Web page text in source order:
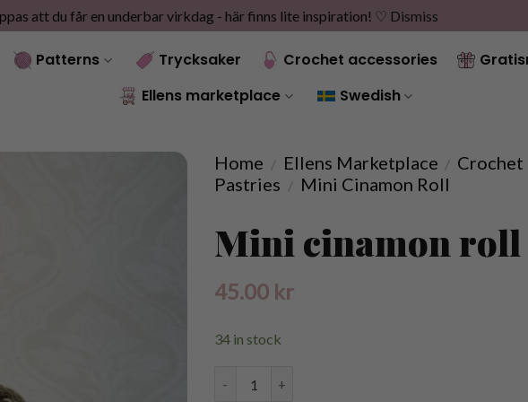
att du får en underbar virkdag - här finns lite inspiration! ♡ Dismiss
Patterns Trycksaker Crochet accessories
Ellens marketplace
Swedish
Home / Ellens Marketplace / Crochet
Pastries / Mini Cinamon Roll
Mini cinamon roll
45.00 kr
34 in stock